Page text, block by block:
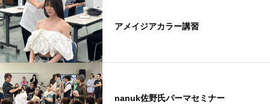
アメイジアカラー講習
nanuk佐野氏パーマセミナー